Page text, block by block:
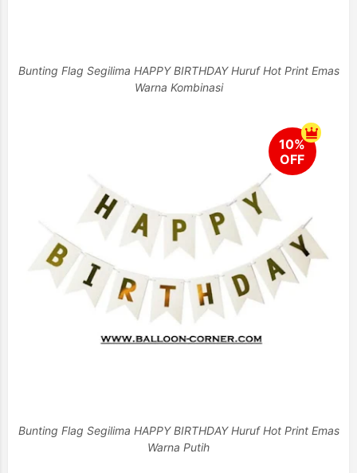
Bunting Flag Segilima HAPPY BIRTHDAY Huruf Hot Print Emas
Warna Kombinasi
Bunting Flag Segilima HAPPY BIRTHDAY Huruf Hot Print Emas
Warna Putih